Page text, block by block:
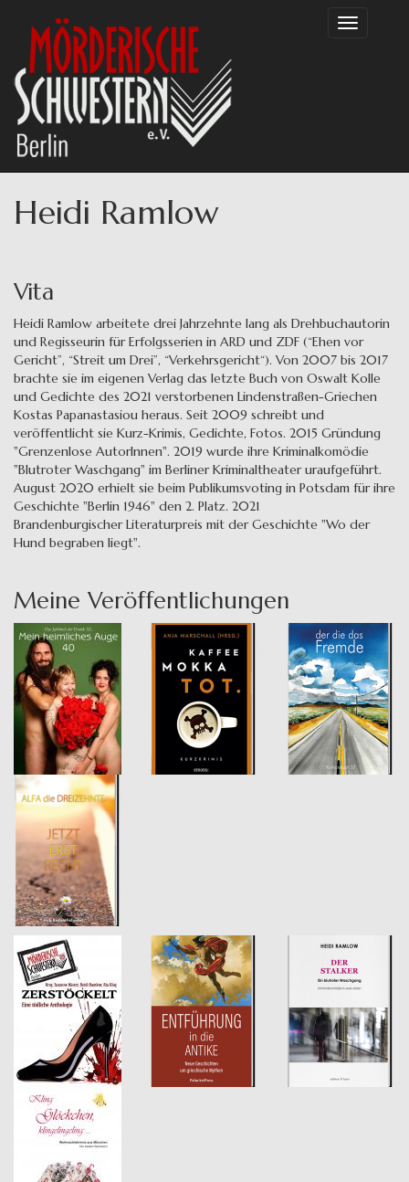
Inhalt
Toggle
Heidi Ramlow
Vita
Heidi Ramlow arbeitete drei Jahrzehnte lang als Drehbuchautorin
und Regisseurin für Erfolgsserien in ARD und ZDF (“Ehen vor
Gericht”, “Streit um Drei”, “Verkehrsgericht“). Von 2007 bis 2017
brachte sie im eigenen Verlag das letzte Buch von Oswalt Kolle
und Gedichte des 2021 verstorbenen Lindenstraßen-Griechen
Kostas Papanastasiou heraus. Seit 2009 schreibt und
veröffentlicht sie Kurz-Krimis, Gedichte, Fotos. 2015 Gründung
"Grenzenlose AutorInnen". 2019 wurde ihre Kriminalkomödie
"Blutroter Waschgang" im Berliner Kriminaltheater uraufgeführt.
August 2020 erhielt sie beim Publikumsvoting in Potsdam für ihre
Geschichte "Berlin 1946" den 2. Platz. 2021
Brandenburgischer Literaturpreis mit der Geschichte "Wo der
Hund begraben liegt".
Meine Veröffentlichungen